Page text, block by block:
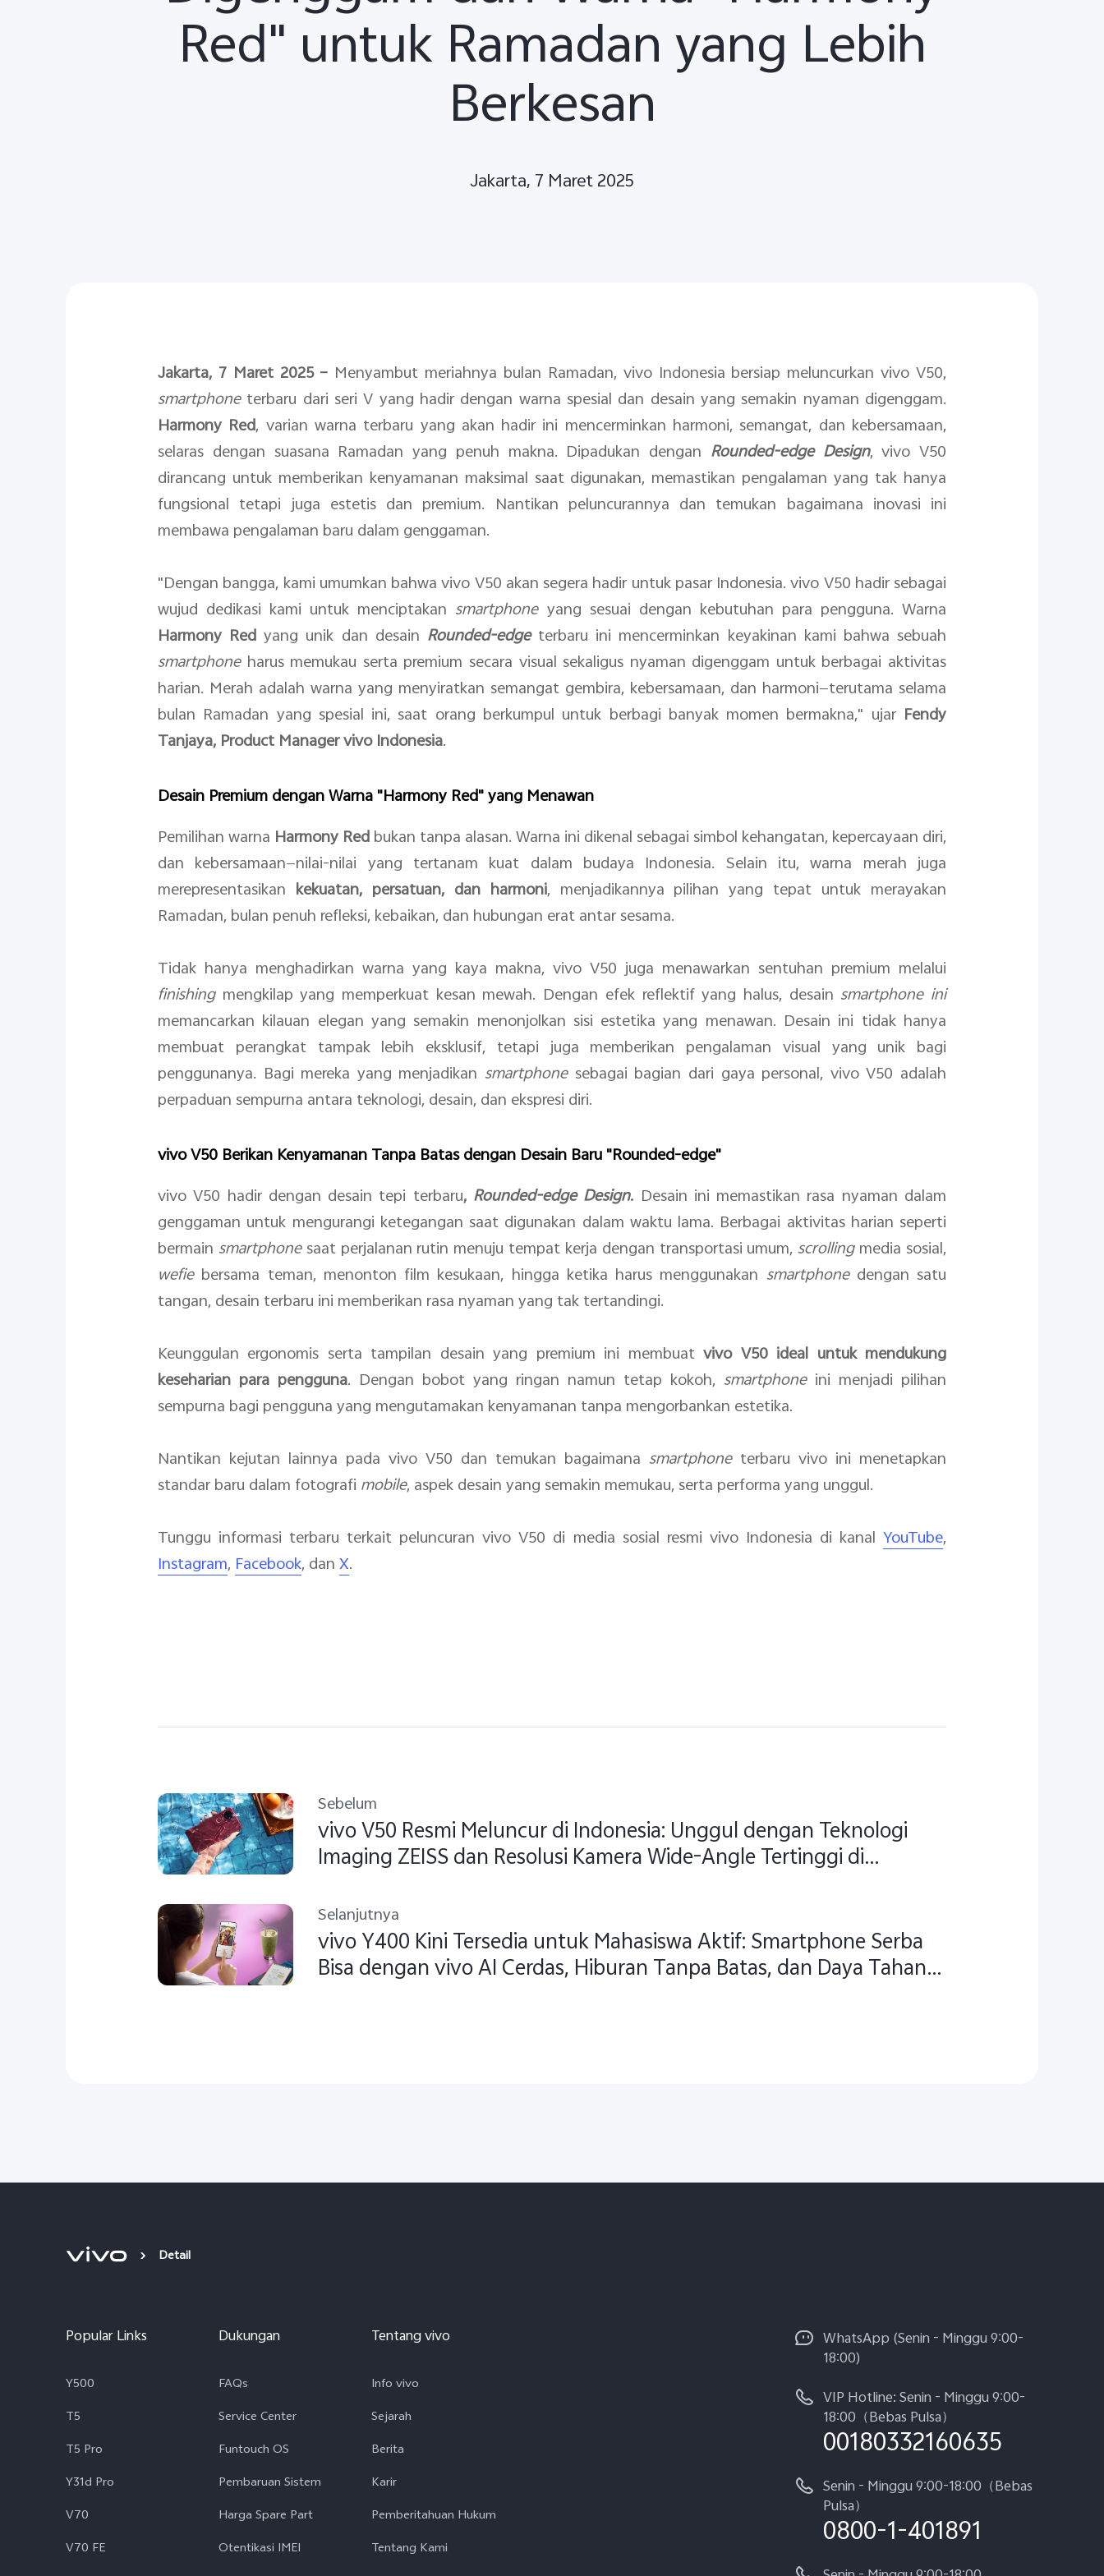
Red" untuk Ramadan yang Lebih
Berkesan
Jakarta, 7 Maret 2025
Jakarta, 7 Maret 2025 – Menyambut meriahnya bulan Ramadan, vivo Indonesia bersiap meluncurkan vivo V50,
smartphoneterbaru dari seri V yang hadir dengan warna spesial dan desain yang semakin nyaman digenggam.
Harmony Red, varian warna terbaru yang akan hadir ini mencerminkan harmoni, semangat, dan kebersamaan,
selaras dengan suasana Ramadan yang penuh makna. Dipadukan dengan Rounded-edge Design, vivo V50
dirancang untuk memberikan kenyamanan maksimal saat digunakan, memastikan pengalaman yang tak hanya
fungsional tetapi juga estetis dan premium. Nantikan peluncurannya dan temukan bagaimana inovasi ini
membawa pengalaman baru dalam genggaman.
"Dengan bangga, kami umumkan bahwa vivo V50 akan segera hadir untuk pasar Indonesia. vivo V50 hadir sebagai
wujud dedikasi kami untuk menciptakan smartphoneyang sesuai dengan kebutuhan para pengguna. Warna
Harmony Red yang unik dan desain Rounded-edgeterbaru ini mencerminkan keyakinan kami bahwa sebuah
smartphone harus memukau serta premium secara visual sekaligus nyaman digenggam untuk berbagai aktivitas
harian. Merah adalah warna yang menyiratkan semangat gembira, kebersamaan, dan harmoni—terutama selama
bulan Ramadan yang spesial ini, saat orang berkumpul untuk berbagi banyak momen bermakna," ujar Fendy
Tanjaya, Product Manager vivo Indonesia.
Desain Premium dengan Warna "Harmony Red" yang Menawan
Pemilihan warna Harmony Redbukan tanpa alasan. Warna ini dikenal sebagai simbol kehangatan, kepercayaan diri,
dan kebersamaan—nilai-nilai yang tertanam kuat dalam budaya Indonesia. Selain itu, warna merah juga
merepresentasikan kekuatan, persatuan, dan harmoni, menjadikannya pilihan yang tepat untuk merayakan
Ramadan, bulan penuh refleksi, kebaikan, dan hubungan erat antar sesama.
Tidak hanya menghadirkan warna yang kaya makna, vivo V50 juga menawarkan sentuhan premium melalui
finishingmengkilap yang memperkuat kesan mewah. Dengan efek reflektif yang halus, desain smartphone ini
memancarkan kilauan elegan yang semakin menonjolkan sisi estetika yang menawan. Desain ini tidak hanya
membuat perangkat tampak lebih eksklusif, tetapi juga memberikan pengalaman visual yang unik bagi
penggunanya. Bagi mereka yang menjadikan smartphone sebagai bagian dari gaya personal, vivo V50 adalah
perpaduan sempurna antara teknologi, desain, dan ekspresi diri.
vivo V50 Berikan Kenyamanan Tanpa Batas dengan Desain Baru "Rounded-edge"
vivo V50 hadir dengan desain tepi terbaru, Rounded-edge Design. Desain ini memastikan rasa nyaman dalam
genggaman untuk mengurangi ketegangan saat digunakan dalam waktu lama. Berbagai aktivitas harian seperti
bermain smartphonesaat perjalanan rutin menuju tempat kerja dengan transportasi umum, scrollingmedia sosial,
wefie bersama teman, menonton film kesukaan, hingga ketika harus menggunakan smartphone dengan satu
tangan, desain terbaru ini memberikan rasa nyaman yang tak tertandingi.
Keunggulan ergonomis serta tampilan desain yang premium ini membuatvivo V50 ideal untuk mendukung
keseharian para pengguna. Dengan bobot yang ringan namun tetap kokoh, smartphoneini menjadi pilihan
sempurna bagi pengguna yang mengutamakan kenyamanan tanpa mengorbankan estetika.
Nantikan kejutan lainnya pada vivo V50 dan temukan bagaimana smartphone terbaru vivo ini menetapkan
standar baru dalam fotografi mobile, aspek desain yang semakin memukau, serta performa yang unggul.
Tunggu informasi terbaru terkait peluncuran vivo V50 di media sosial resmi vivo Indonesia di kanal YouTube,
Instagram, Facebook, danX.
Sebelum
​vivo V50 Resmi Meluncur di Indonesia: Unggul dengan Teknologi
Imaging ZEISS dan Resolusi Kamera Wide-Angle Tertinggi di
Selanjutnya
vivo Y400 Kini Tersedia untuk Mahasiswa Aktif: Smartphone Serba
Bisa dengan vivo AI Cerdas, Hiburan Tanpa Batas, dan Daya Tahan
Detail
Popular Links
Y500
T5
T5 Pro
Y31d Pro
V70
V70 FE
Dukungan
FAQs
Service Center
Funtouch OS
Pembaruan Sistem
Harga Spare Part
Otentikasi IMEI
Tentang vivo
Info vivo
Sejarah
Berita
Karir
Pemberitahuan Hukum
Tentang Kami
WhatsApp (Senin - Minggu 9:00-
18:00)
VIP Hotline: Senin - Minggu 9:00-
18:00（Bebas Pulsa）
00180332160635
Senin - Minggu 9:00-18:00（Bebas
Pulsa）
0800-1-401891